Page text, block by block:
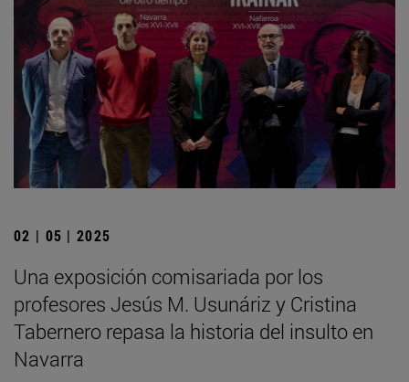
02 | 05 | 2025
Una exposición comisariada por los
profesores Jesús M. Usunáriz y Cristina
Tabernero repasa la historia del insulto en
Navarra